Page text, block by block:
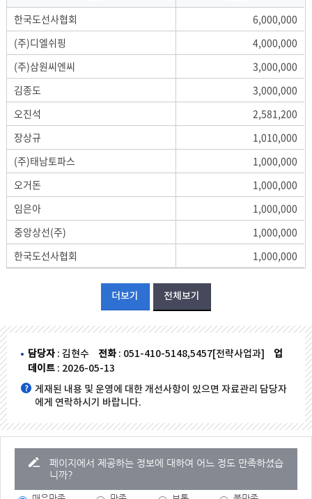
한국도선사협회
6,000,000
(주)디엘쉬핑
4,000,000
(주)삼원씨엔씨
3,000,000
김종도
3,000,000
오진석
2,581,200
장상규
1,010,000
(주)태남토파스
1,000,000
오거돈
1,000,000
임은아
1,000,000
중앙상선(주)
1,000,000
한국도선사협회
1,000,000
더보기 전체보기
담당자 : 김현수 전화 : 051-410-5148,5457[전략사업과]
업
데이트 : 2026-05-13
게재된 내용 및 운영에 대한 개선사항이 있으면 자료관리 담당자
에게 연락하시기 바랍니다.
페이지에서 제공하는 정보에 대하여 어느 정도 만족하셨습
니까?